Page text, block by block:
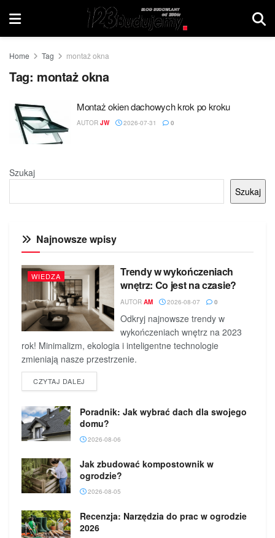
Home Tag montaż okna
Tag: montaż okna
Montaż okien dachowych krok po kroku
AUTOR JW 2026-07-31 0
Szukaj
Szukaj
Najnowsze wpisy
WIEDZA
Trendy w wykończeniach
wnętrz: Co jest na czasie?
AUTOR AM 2026-08-07 0
Odkryj najnowsze trendy w
wykończeniach wnętrz na 2023
rok! Minimalizm, ekologia i inteligentne technologie
zmieniają nasze przestrzenie.
CZYTAJ DALEJ
Poradnik: Jak wybrać dach dla swojego
domu?
2026-08-06
Jak zbudować kompostownik w
ogrodzie?
2026-08-05
Recenzja: Narzędzia do prac w ogrodzie
2026